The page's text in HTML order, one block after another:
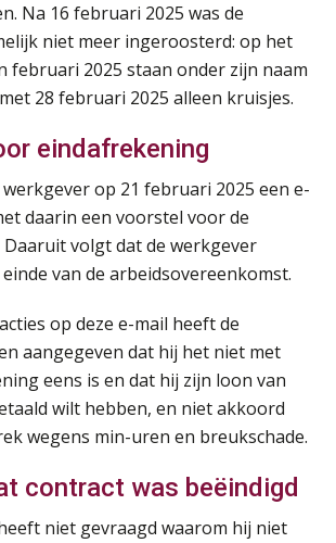
Na 16 februari 2025 was de
niet meer ingeroosterd: op het
februari 2025 staan onder zijn naam
28 februari 2025 alleen kruisjes.
eindafrekening
op 21 februari 2025 een e-
daarin een voorstel voor de
volgt dat de werkgever
van de arbeidsovereenkomst.
op deze e-mail heeft de
aangegeven dat hij het niet met
eens is en dat hij zijn loon van
wilt hebben, en niet akkoord
wegens min-uren en breukschade.
contract was beëindigd
niet gevraagd waarom hij niet
Verbeek Praehep
Practical Diploma in Payroll Administration (PDL®)
Verbeek Praehep
HBO Programma Manager Payroll Services & Benefits